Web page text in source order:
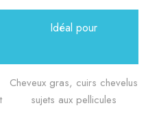
Idéal pour
Cheveux gras, cuirs chevelus
sujets aux pellicules